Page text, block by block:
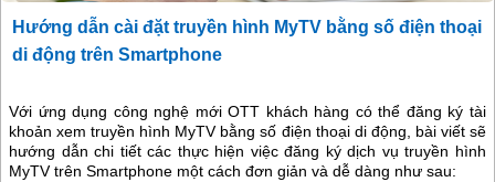
Hướng dẫn cài đặt truyền hình MyTV bằng số điện thoại
di động trên Smartphone
Với ứng dụng công nghệ mới OTT khách hàng có thể đăng ký tài
khoản xem truyền hình MyTV bằng số điện thoại di động, bài viết sẽ
hướng dẫn chi tiết các thực hiện việc đăng ký dịch vụ truyền hình
MyTV trên Smartphone một cách đơn giản và dễ dàng như sau: